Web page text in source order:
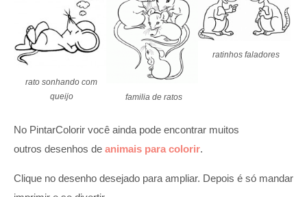
rato sonhando com
queijo
familia de ratos
ratinhos faladores
No PintarColorir você ainda pode encontrar muitos
outros desenhos de animais para colorir.
Clique no desenho desejado para ampliar. Depois é só mandar